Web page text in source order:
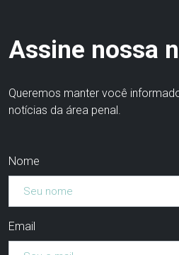
Assine nossa
Queremos manter você
notícias da área penal.
Nome
Email